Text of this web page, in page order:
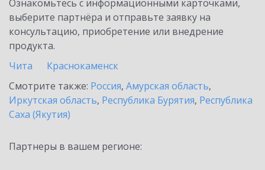
Ознакомьтесь с информационными карточками,
выберите партнёра и отправьте заявку на
консультацию, приобретение или внедрение
продукта.
Чита
Краснокаменск
Смотрите также: Россия, Амурская область,
Иркутская область, Республика Бурятия, Республика
Саха (Якутия)
Партнеры в вашем регионе: